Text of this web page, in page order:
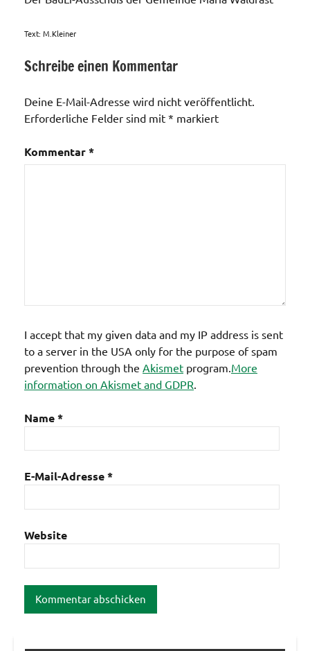
Text: M.Kleiner
Schreibe einen Kommentar
Deine E-Mail-Adresse wird nicht veröffentlicht.
Erforderliche Felder sind mit * markiert
Kommentar*
I accept that my given data and my IP address is sent
to a server in the USA only for the purpose of spam
prevention through the Akismet program. More
information on Akismet and GDPR
Name*
E-Mail-Adresse*
Website